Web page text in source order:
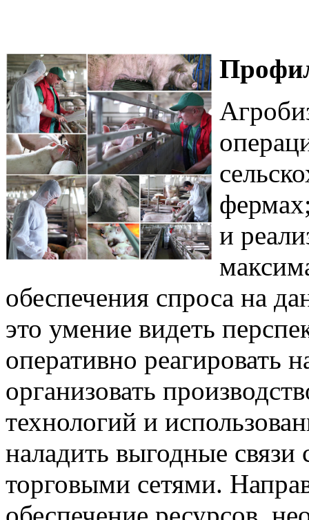
и
обеспечения спроса на
это умение видеть
оперативно реагировать
организовать
технологий и
наладить выгодные связи
торговыми сетями.